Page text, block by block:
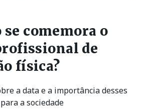
se comemora o
de
física?
a data e a importância desses
a sociedade